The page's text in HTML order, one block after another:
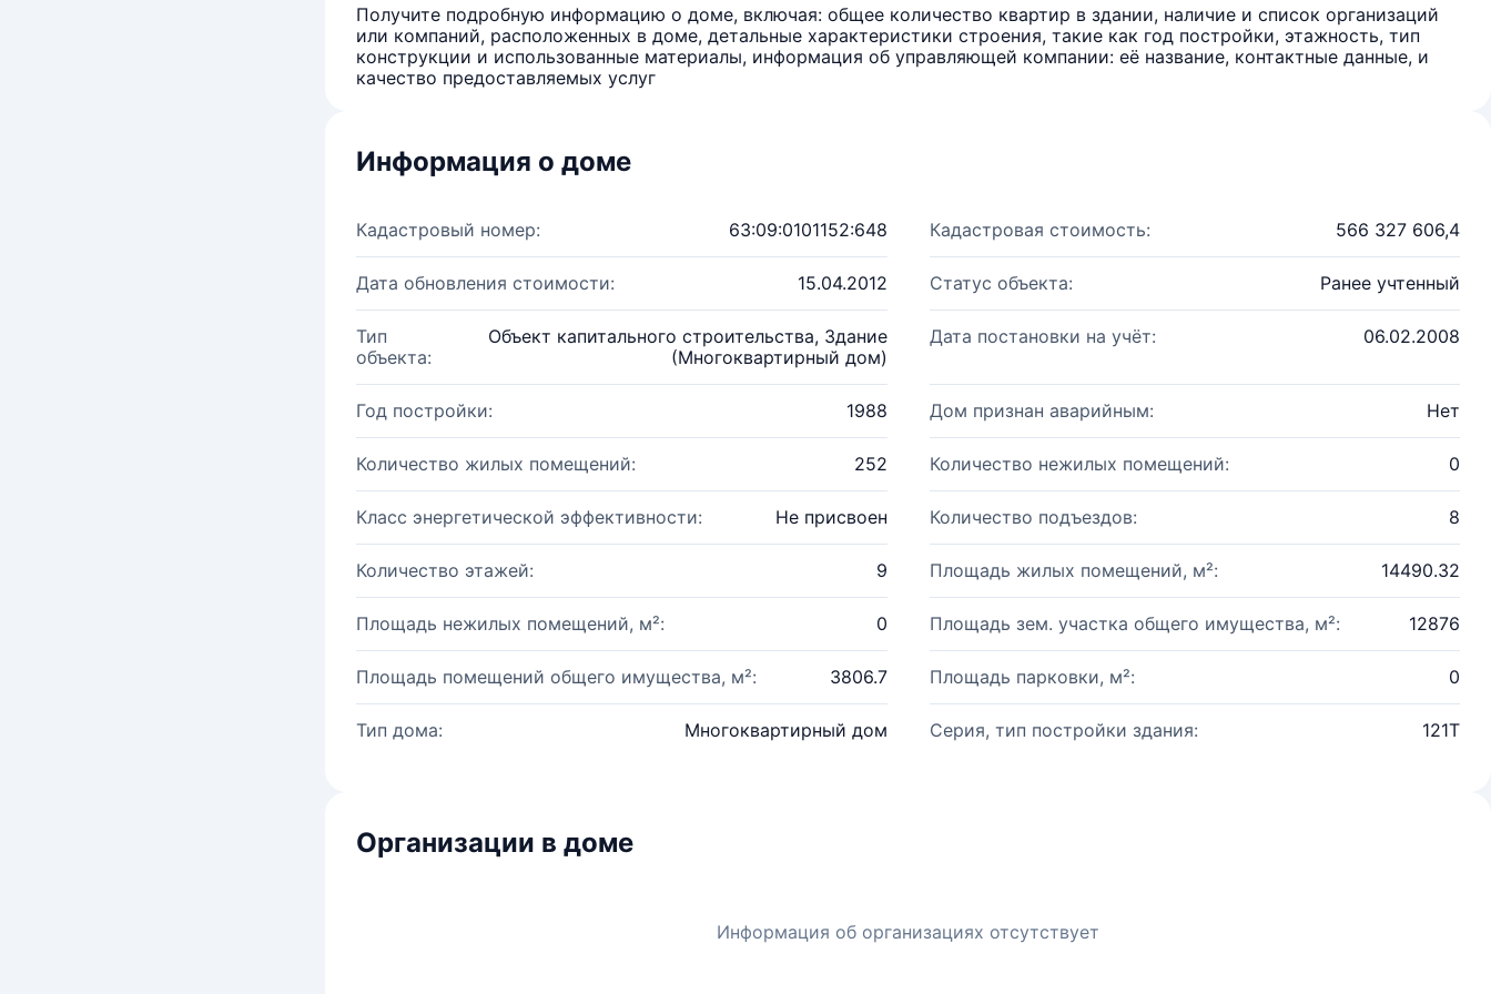
Получите подробную информацию о доме, включая: общее количество квартир в здании, наличие и список организаций
или компаний, расположенных в доме, детальные характеристики строения, такие как год постройки, этажность, тип
конструкции и использованные материалы, информация об управляющей компании: её название, контактные данные, и
качество предоставляемых услуг
Информация о доме
Кадастровый номер: 63:09:0101152:648 Кадастровая стоимость: 566 327 606,4
Дата обновления стоимости: 15.04.2012 Статус объекта: Ранее учтенный
Тип
объекта:
Объект капитального строительства, Здание
(Многоквартирный дом)
Дата постановки на учёт: 06.02.2008
Год постройки: 1988 Дом признан аварийным: Нет
Количество жилых помещений: 252 Количество нежилых помещений: 0
Класс энергетической эффективности: Не присвоен Количество подъездов: 8
Количество этажей: 9 Площадь жилых помещений, м²: 14490.32
Площадь нежилых помещений, м²: 0 Площадь зем. участка общего имущества, м²: 12876
Площадь помещений общего имущества, м²: 3806.7 Площадь парковки, м²: 0
Тип дома: Многоквартирный дом Серия, тип постройки здания: 121Т
Организации в доме
Информация об организациях отсутствует